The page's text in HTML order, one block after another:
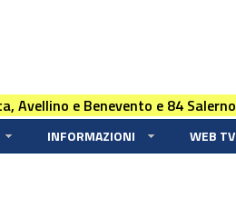
Avellino e Benevento e 84 Salerno
INFORMAZIONI WEB TV